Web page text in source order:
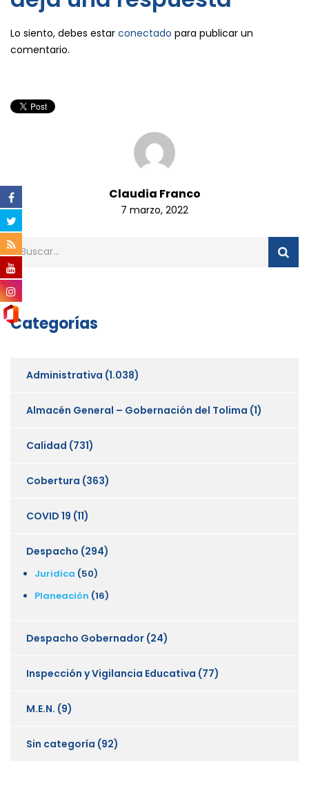
Lo siento, debes estar conectado para publicar un
comentario.
Claudia Franco
7 marzo, 2022
Categorías
Administrativa (1.038)
Almacén General – Gobernación del Tolima (1)
Calidad (731)
Cobertura (363)
COVID 19 (11)
Despacho (294)
Juridica (50)
Planeación (16)
Despacho Gobernador (24)
Inspección y Vigilancia Educativa (77)
M.E.N. (9)
Sin categoría (92)